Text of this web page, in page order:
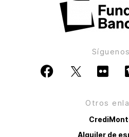
Otros
Alquiler de